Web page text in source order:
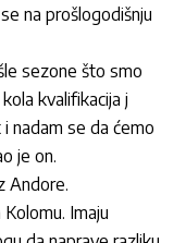
na prošlogodišnju
sezone što smo
kvalifikacija j
nadam se da ćemo
je on.
Andore.
Imaju